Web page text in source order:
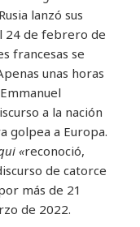
lanzó sus
24 de febrero de
francesas se
unas horas
a la nación
golpea a Europa.
«reconoció,
de catorce
más de 21
de 2022.